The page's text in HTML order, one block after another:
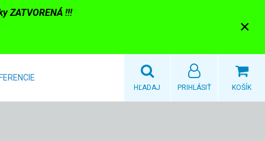
ZATVORENÁ !!!
×
KOŠÍK
PRIHLÁSIŤ
HĽADAJ